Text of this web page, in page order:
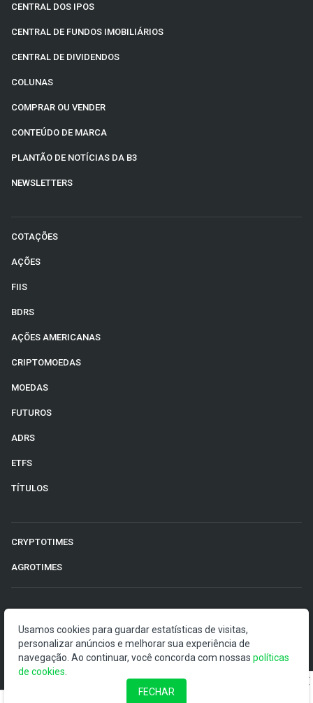
CENTRAL DOS IPOS
CENTRAL DE FUNDOS IMOBILIÁRIOS
CENTRAL DE DIVIDENDOS
COLUNAS
COMPRAR OU VENDER
CONTEÚDO DE MARCA
PLANTÃO DE NOTÍCIAS DA B3
NEWSLETTERS
COTAÇÕES
AÇÕES
FIIS
BDRS
AÇÕES AMERICANAS
CRIPTOMOEDAS
MOEDAS
FUTUROS
ADRS
ETFS
TÍTULOS
CRYPTOTIMES
AGROTIMES
O Money Times publica matérias de cunho jornalístico, que
visam a democratização da informação. Nossas
publicações devem ser compreendidas como boletins
anunciadores e divulgadores, e não como uma
Usamos cookies para guardar estatísticas de visitas,
personalizar anúncios e melhorar sua experiência de
navegação. Ao continuar, você concorda com nossas políticas
de cookies
FECHAR